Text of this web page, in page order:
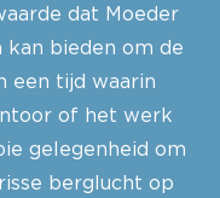
dat Moeder
kan bieden om de
een tijd waarin
of het werk
gelegenheid om
berglucht op